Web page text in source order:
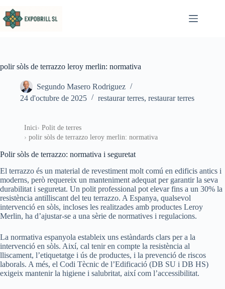
polir sòls de terrazzo leroy merlin: normativa
Segundo Masero Rodriguez
24 d'octubre de 2025
restaurar terres, restaurar terres
Inici
Polit de terres
polir sòls de terrazzo leroy merlin: normativa
Polir sòls de terrazzo: normativa i seguretat
El terrazzo és un material de revestiment molt comú en edificis antics i
moderns, però requereix un manteniment adequat per garantir la seva
durabilitat i seguretat. Un polit professional pot elevar fins a un 30% la
resistència antilliscant del teu terrazzo. A Espanya, qualsevol
intervenció en sòls, incloses les realitzades amb productes Leroy
Merlin, ha d’ajustar-se a una sèrie de normatives i regulacions.
La normativa espanyola estableix uns estàndards clars per a la
intervenció en sòls. Així, cal tenir en compte la resistència al
lliscament, l’etiquetatge i ús de productes, i la prevenció de riscos
laborals. A més, el Codi Tècnic de l’Edificació (DB SU i DB HS)
exigeix mantenir la higiene i salubritat, així com l’accessibilitat.